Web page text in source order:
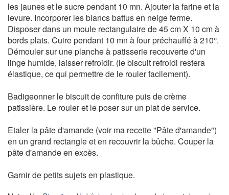
les jaunes et le sucre pendant 10 mn. Ajouter la farine et la
levure. Incorporer les blancs battus en neige ferme.
Disposer dans un moule rectangulaire de 45 cm X 10 cm à
bords plats. Cuire pendant 10 mn à four préchauffé à 210°.
Démouler sur une planche à patisserie recouverte d'un
linge humide, laisser refroidir. (le biscuit refroidi restera
élastique, ce qui permettre de le rouler facilement).
Badigeonner le biscuit de confiture puis de crème
patissière. Le rouler et le poser sur un plat de service.
Etaler la pâte d'amande (voir ma recette "Pâte d'amande")
en un grand rectangle et en recouvrir la bûche. Couper la
pâte d'amande en excès.
Garnir de petits sujets en plastique.